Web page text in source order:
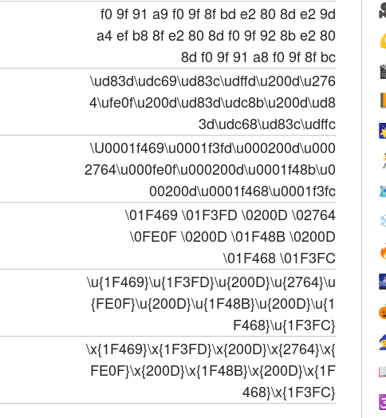
f0 9f 91 a9 f0 9f 8f bd e2 80 8d e2 9d
a4 ef b8 8f e2 80 8d f0 9f 92 8b e2 80
8d f0 9f 91 a8 f0 9f 8f bc
\ud83d\udc69\ud83c\udffd\u200d\u276
4\ufe0f\u200d\ud83d\udc8b\u200d\ud8
3d\udc68\ud83c\udffc
\U0001f469\u0001f3fd\u000200d\u000
2764\u000fe0f\u000200d\u0001f48b\u0
00200d\u0001f468\u0001f3fc
\01F469 \01F3FD \0200D \02764
\0FE0F \0200D \01F48B \0200D
\01F468 \01F3FC
\u{1F469}\u{1F3FD}\u{200D}\u{2764}\u
{FE0F}\u{200D}\u{1F48B}\u{200D}\u{1
F468}\u{1F3FC}
\x{1F469}\x{1F3FD}\x{200D}\x{2764}\x{
FE0F}\x{200D}\x{1F48B}\x{200D}\x{1F
468}\x{1F3FC}